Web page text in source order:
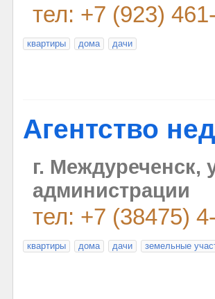
тел: +7 (923)
квартиры дома дачи
Агентство
г. Междуреченск,
администрации
тел: +7 (38475)
квартиры дома дачи земельные